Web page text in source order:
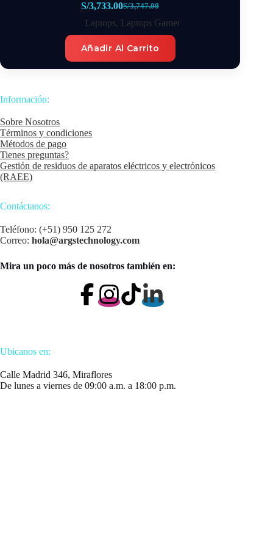
S/3,747.00
El
precio
original
era:
S/3,747.00.
S/3,733.00El
precio
actual
es:
S/3,733.00.
Laptops, Laptops Gamer
Añadir Al Carrito
Información:
Sobre Nosotros
Términos y condiciones
Métodos de pago
Tienes preguntas?
Gestión de residuos de aparatos eléctricos y electrónicos
(RAEE)
Contáctanos:
Teléfono: (+51) 950 125 272
Correo: hola@argstechnology.com
Mira un poco más de nosotros también en:
Ubicanos en:
Calle Madrid 346, Miraflores
De lunes a viernes de 09:00 a.m. a 18:00 p.m.